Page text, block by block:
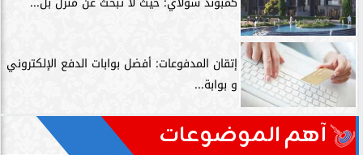
إتقان المدفوعات: أفضل بوابات الدفع الإلكتروني
و بوابة...
آهم الموضوعات